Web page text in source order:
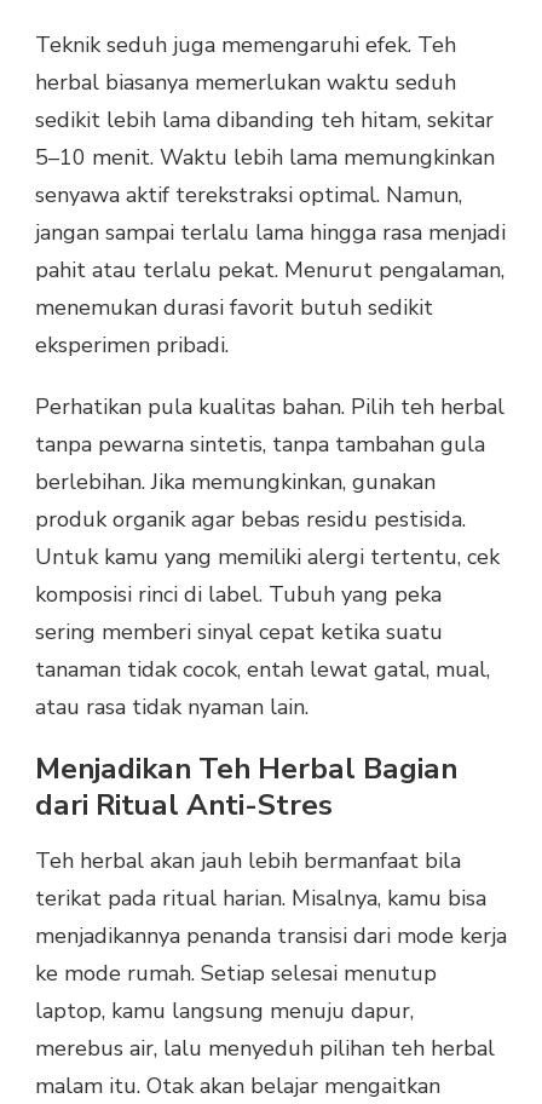
Teknik seduh juga memengaruhi efek. Teh
herbal biasanya memerlukan waktu seduh
sedikit lebih lama dibanding teh hitam, sekitar
5–10 menit. Waktu lebih lama memungkinkan
senyawa aktif terekstraksi optimal. Namun,
jangan sampai terlalu lama hingga rasa menjadi
pahit atau terlalu pekat. Menurut pengalaman,
menemukan durasi favorit butuh sedikit
eksperimen pribadi.
Perhatikan pula kualitas bahan. Pilih teh herbal
tanpa pewarna sintetis, tanpa tambahan gula
berlebihan. Jika memungkinkan, gunakan
produk organik agar bebas residu pestisida.
Untuk kamu yang memiliki alergi tertentu, cek
komposisi rinci di label. Tubuh yang peka
sering memberi sinyal cepat ketika suatu
tanaman tidak cocok, entah lewat gatal, mual,
atau rasa tidak nyaman lain.
Menjadikan Teh Herbal Bagian
dari Ritual Anti-Stres
Teh herbal akan jauh lebih bermanfaat bila
terikat pada ritual harian. Misalnya, kamu bisa
menjadikannya penanda transisi dari mode kerja
ke mode rumah. Setiap selesai menutup
laptop, kamu langsung menuju dapur,
merebus air, lalu menyeduh pilihan teh herbal
malam itu. Otak akan belajar mengaitkan